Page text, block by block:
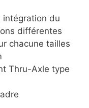
intégration du
différentes
chacune tailles
Thru-Axle type